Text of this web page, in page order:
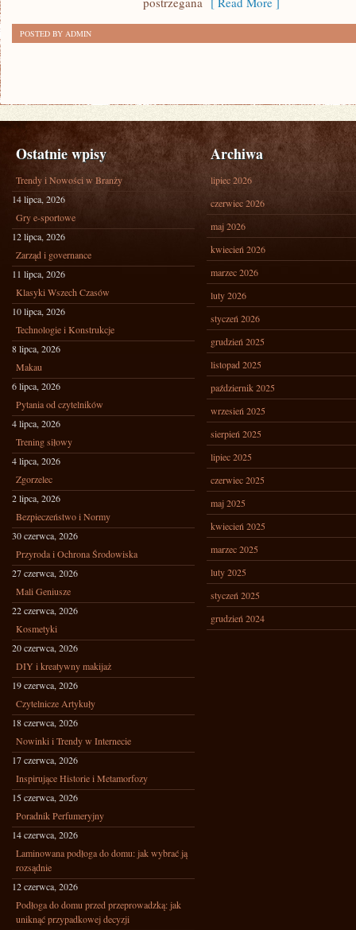
POSTED BY ADMIN
Ostatnie wpisy
Trendy i Nowości w Branży
14 lipca, 2026
Gry e-sportowe
12 lipca, 2026
Zarząd i governance
11 lipca, 2026
Klasyki Wszech Czasów
10 lipca, 2026
Technologie i Konstrukcje
8 lipca, 2026
Makau
6 lipca, 2026
Pytania od czytelników
4 lipca, 2026
Trening siłowy
4 lipca, 2026
Zgorzelec
2 lipca, 2026
Bezpieczeństwo i Normy
30 czerwca, 2026
Przyroda i Ochrona Środowiska
27 czerwca, 2026
Mali Geniusze
22 czerwca, 2026
Kosmetyki
20 czerwca, 2026
DIY i kreatywny makijaż
19 czerwca, 2026
Czytelnicze Artykuły
18 czerwca, 2026
Nowinki i Trendy w Internecie
17 czerwca, 2026
Inspirujące Historie i Metamorfozy
15 czerwca, 2026
Poradnik Perfumeryjny
14 czerwca, 2026
Laminowana podłoga do domu: jak wybrać ją
rozsądnie
12 czerwca, 2026
Podłoga do domu przed przeprowadzką: jak
uniknąć przypadkowej decyzji
Archiwa
lipiec 2026
czerwiec 2026
maj 2026
kwiecień 2026
marzec 2026
luty 2026
styczeń 2026
grudzień 2025
listopad 2025
październik 2025
wrzesień 2025
sierpień 2025
lipiec 2025
czerwiec 2025
maj 2025
kwiecień 2025
marzec 2025
luty 2025
styczeń 2025
grudzień 2024